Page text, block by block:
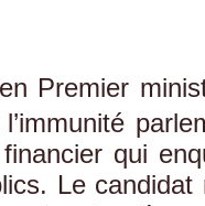
Premier
qui
Le